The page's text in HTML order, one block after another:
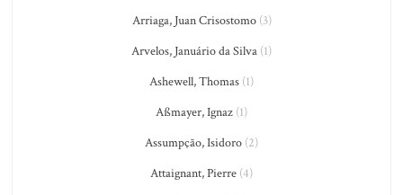
Arriaga, Juan Crisostomo(3)
Arvelos, Januário da Silva (1)
Ashewell, Thomas (1)
Aßmayer, Ignaz (1)
Assumpção, Isidoro (2)
Attaignant, Pierre (4)